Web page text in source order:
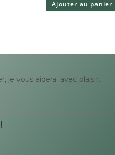
Ajouter au panier
je vous aiderai avec plaisir.